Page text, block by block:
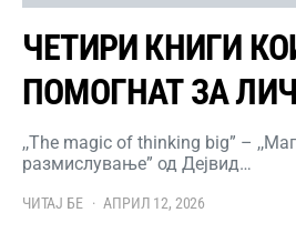
ЧЕТИРИ КНИГИ
ПОМОГНАТ ЗА
,,The magic of thinking big” –
размислување” од Дejвид…
ЧИТАЈ БЕ АПРИЛ 12, 2026